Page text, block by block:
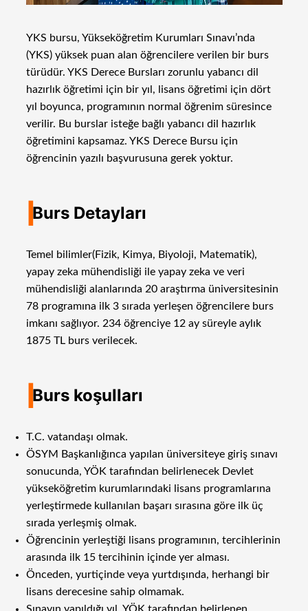
YKS bursu, Yükseköğretim Kurumları Sınavı’nda
(YKS) yüksek puan alan öğrencilere verilen bir burs
türüdür. YKS Derece Bursları zorunlu yabancı dil
hazırlık öğretimi için bir yıl, lisans öğretimi için dört
yıl boyunca, programının normal öğrenim süresince
verilir. Bu burslar isteğe bağlı yabancı dil hazırlık
öğretimini kapsamaz. YKS Derece Bursu için
öğrencinin yazılı başvurusuna gerek yoktur.
IBurs Detayları
Temel bilimler(Fizik, Kimya, Biyoloji, Matematik),
yapay zeka mühendisliği ile yapay zeka ve veri
mühendisliği alanlarında 20 araştırma üniversitesinin
78 programına ilk 3 sırada yerleşen öğrencilere burs
imkanı sağlıyor. 234 öğrenciye 12 ay süreyle aylık
1875 TL burs verilecek.
IBurs koşulları
T.C. vatandaşı olmak.
ÖSYM Başkanlığınca yapılan üniversiteye giriş sınavı
sonucunda, YÖK tarafından belirlenecek Devlet
yükseköğretim kurumlarındaki lisans programlarına
yerleştirmede kullanılan başarı sırasına göre ilk üç
sırada yerleşmiş olmak.
Öğrencinin yerleştiği lisans programının, tercihlerinin
arasında ilk 15 tercihinin içinde yer alması.
Önceden, yurtiçinde veya yurtdışında, herhangi bir
lisans derecesine sahip olmamak.